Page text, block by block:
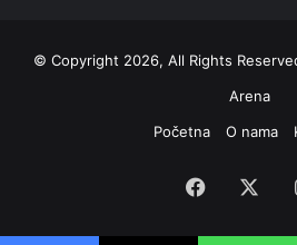
© Copyright 2026, All Rights
Arena
Početna
O nama